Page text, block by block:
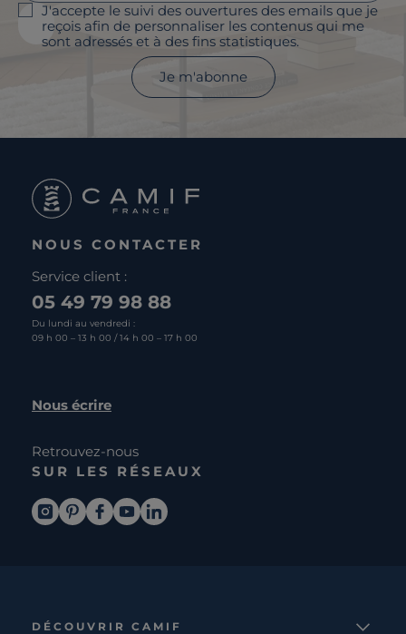
J'accepte le suivi des ouvertures des emails que je
reçois afin de personnaliser les contenus qui me
sont adressés et à des fins statistiques.
Je m'abonne
NOUS CONTACTER
Service client :
05 49 79 98 88
Du lundi au vendredi :
09 h 00 – 13 h 00 / 14 h 00 – 17 h 00
Nous écrire
Retrouvez-nous
SUR LES RÉSEAUX
DÉCOUVRIR CAMIF